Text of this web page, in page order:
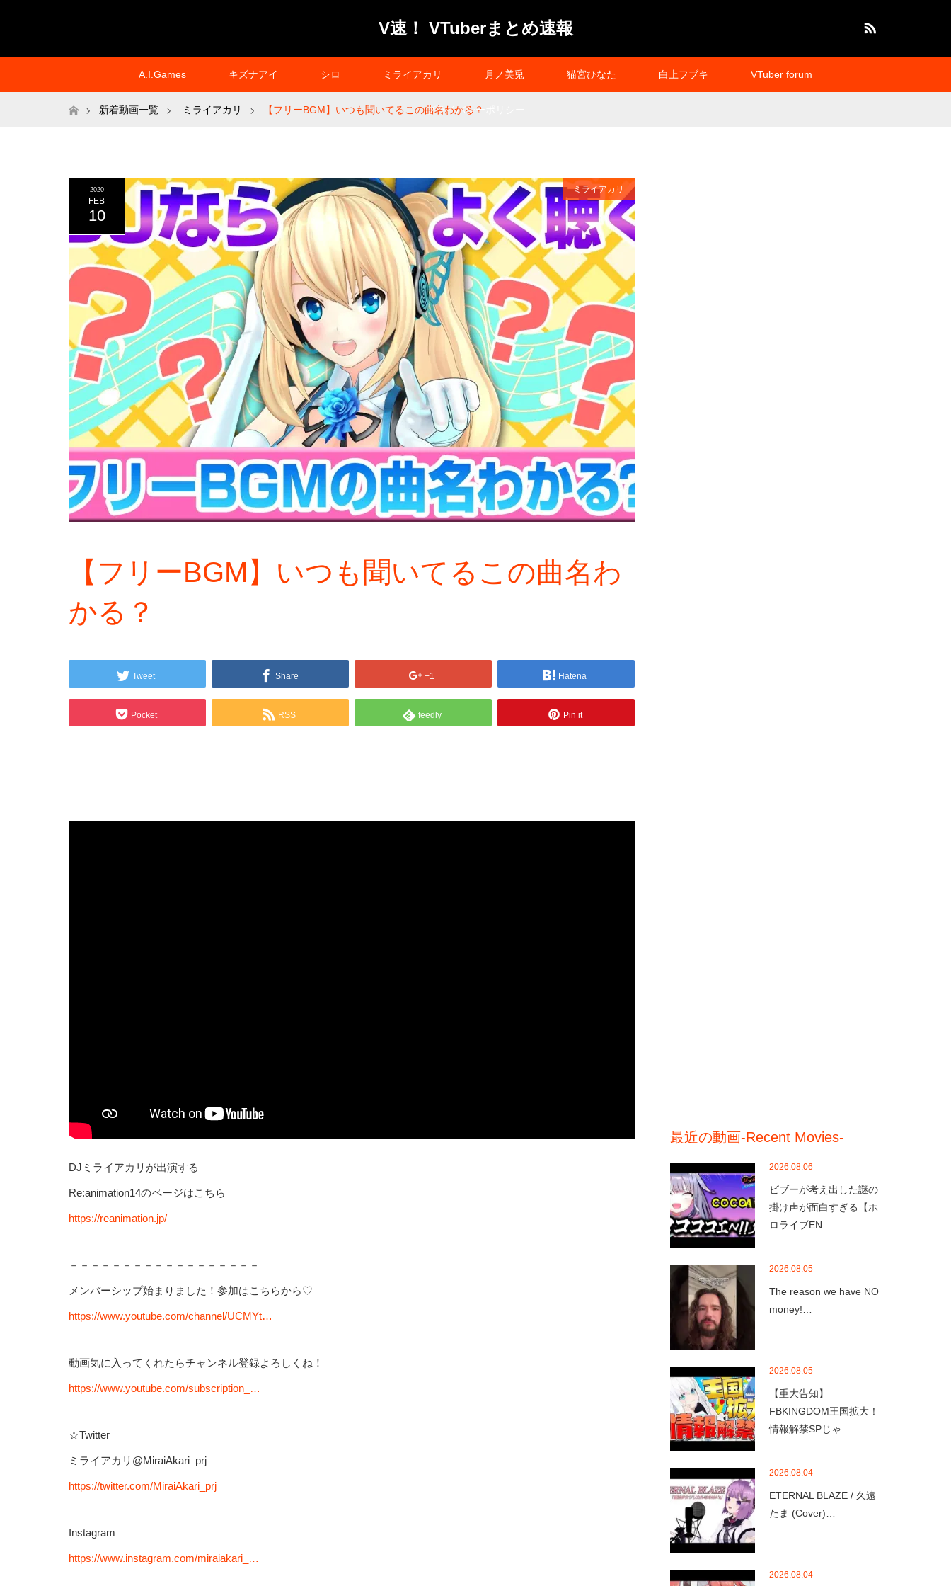
V速！ VTuberまとめ速報
A.I.Games キズナアイ シロ ミライアカリ 月ノ美兎 猫宮ひなた 白上フブキ VTuber forum
プライバシーポリシー
ホーム新着動画一覧 ミライアカリ 【フリーBGM】いつも聞いてるこの曲名わかる？
2020
FEB
10
ミライアカリ
【フリーBGM】いつも聞いてるこの曲名わ
かる？
Tweet Share +1 Hatena
Pocket RSS feedly Pin it
DJミライアカリが出演する
Re:animation14のページはこちら
https://reanimation.jp/
－－－－－－－－－－－－－－－－－－
メンバーシップ始まりました！参加はこちらから♡
https://www.youtube.com/channel/UCMYt…
動画気に入ってくれたらチャンネル登録よろしくね！
https://www.youtube.com/subscription_…
☆Twitter
ミライアカリ@MiraiAkari_prj
https://twitter.com/MiraiAkari_prj
Instagram
https://www.instagram.com/miraiakari_…
最近の動画-Recent Movies-
2026.08.06
ビブーが考え出した謎の
掛け声が面白すぎる【ホ
ロライブEN…
2026.08.05
The reason we have NO
money!…
2026.08.05
【重大告知】
FBKINGDOM王国拡大！
情報解禁SPじゃ…
2026.08.04
ETERNAL BLAZE / 久遠
たま (Cover)…
2026.08.04